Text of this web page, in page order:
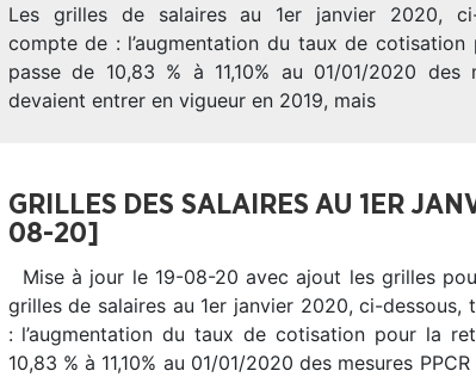
Les grilles de salaires au 1er janvier 2020, ci-
compte de : l’augmentation du taux de
passe de 10,83 % à 11,10% au 01/01/2020 des
devaient entrer en vigueur en 2019, mais
GRILLES DES SALAIRES AU 1ER
08-20]
Mise à jour le 19-08-20 avec ajout les grilles
grilles de salaires au 1er janvier 2020, ci-dessous,
: l’augmentation du taux de cotisation pour la
10,83 % à 11,10% au 01/01/2020 des mesures